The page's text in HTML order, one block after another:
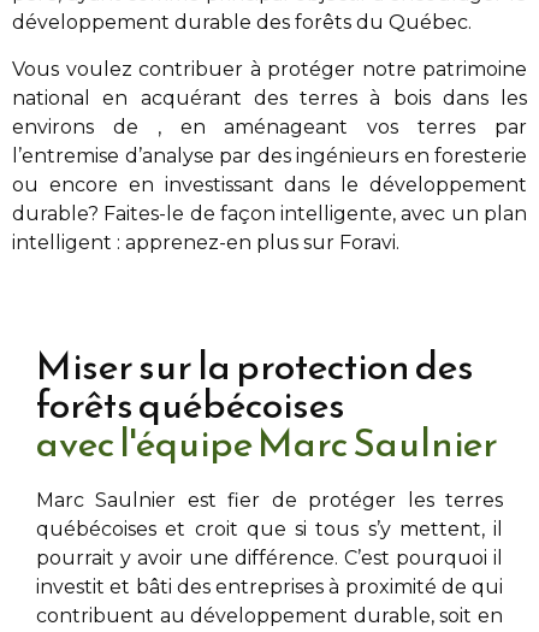
développement durable des forêts du Québec.
Vous voulez contribuer à protéger notre patrimoine
national en acquérant des terres à bois dans les
environs de , en aménageant vos terres par
l’entremise d’analyse par des ingénieurs en foresterie
ou encore en investissant dans le développement
durable? Faites-le de façon intelligente, avec un plan
intelligent : apprenez-en plus sur Foravi.
Miser sur la protection des
forêts québécoises
avec l'équipe Marc Saulnier
Marc Saulnier est fier de protéger les terres
québécoises et croit que si tous s’y mettent, il
pourrait y avoir une différence. C’est pourquoi il
investit et bâti des entreprises à proximité de qui
contribuent au développement durable, soit en